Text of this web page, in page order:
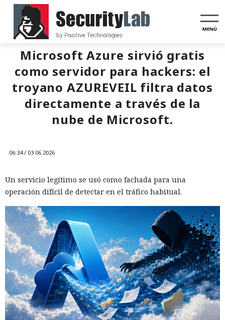
MENÚ
Microsoft Azure sirvió gratis
como servidor para hackers: el
troyano AZUREVEIL filtra datos
directamente a través de la
nube de Microsoft.
06:34 / 03.06.2026
Un servicio legítimo se usó como fachada para una
operación difícil de detectar en el tráfico habitual.